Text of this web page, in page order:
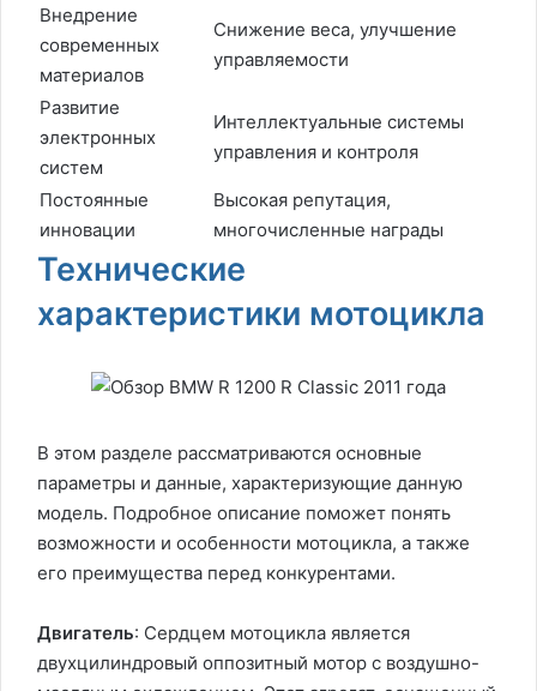
Внедрение
современных
материалов
Снижение веса, улучшение
управляемости
Развитие
электронных
систем
Интеллектуальные системы
управления и контроля
Постоянные
инновации
Высокая репутация,
многочисленные награды
Технические
характеристики мотоцикла
В этом разделе рассматриваются основные
параметры и данные, характеризующие данную
модель. Подробное описание поможет понять
возможности и особенности мотоцикла, а также
его преимущества перед конкурентами.
Двигатель: Сердцем мотоцикла является
двухцилиндровый оппозитный мотор с воздушно-